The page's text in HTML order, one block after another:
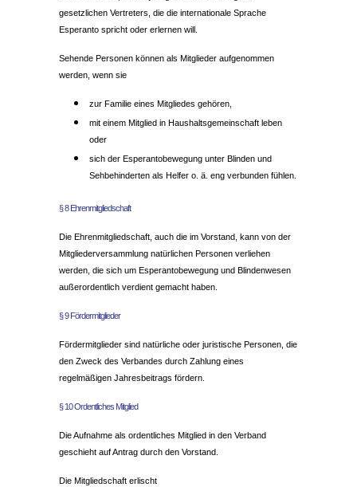
gesetzlichen Vertreters, die die internationale Sprache
Esperanto spricht oder erlernen will.
Sehende Personen können als Mitglieder aufgenommen
werden, wenn sie
zur Familie eines Mitgliedes gehören,
mit einem Mitglied in Haushaltsgemeinschaft leben
oder
sich der Esperantobewegung unter Blinden und
Sehbehinderten als Helfer o. ä. eng verbunden fühlen.
§ 8 Ehrenmitgliedschaft
Die Ehrenmitgliedschaft, auch die im Vorstand, kann von der
Mitgliederversammlung natürlichen Personen verliehen
werden, die sich um Esperantobewegung und Blindenwesen
außerordentlich verdient gemacht haben.
§ 9 Fördermitglieder
Fördermitglieder sind natürliche oder juristische Personen, die
den Zweck des Verbandes durch Zahlung eines
regelmäßigen Jahresbeitrags fördern.
§ 10 Ordentliches Mitglied
Die Aufnahme als ordentliches Mitglied in den Verband
geschieht auf Antrag durch den Vorstand.
Die Mitgliedschaft erlischt